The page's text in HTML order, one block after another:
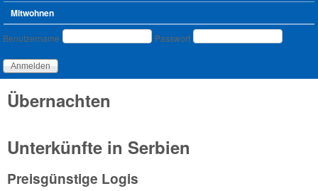
Mitwohnen
Benutzeranmeldung
Benutzername Passwort
Übernachten
Unterkünfte in Serbien
Preisgünstige Logis